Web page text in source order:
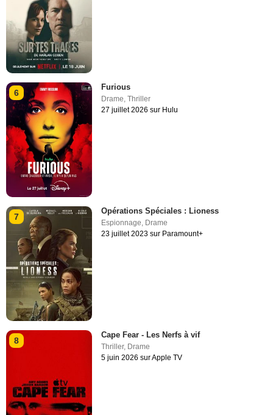
6
Furious
Drame,Thriller
27 juillet 2026 sur Hulu
7
Opérations Spéciales : Lioness
Espionnage, Drame
23 juillet 2023 sur Paramount+
8
Cape Fear - Les Nerfs à vif
Thriller, Drame
5 juin 2026 sur Apple TV